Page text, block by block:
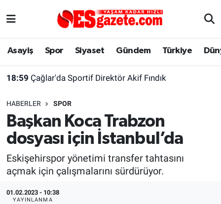
Asayiş Spor Siyaset Gündem Türkiye
18:59 Çağlar'da Sportif Direktör Akif Fındık
HABERLER SPOR
Başkan Koca Trabzon
dosyası için İstanbul’da
Eskişehirspor yönetimi transfer tahtasını
açmak için çalışmalarını sürdürüyor.
01.02.2023 - 10:38
YAYINLANMA
Asayiş
Gündem
Türkiye
Dünya
Sağlık
Yaşam
Eskişehirspor Arşivi
Eskişehir Arşivi
Röportaj
Ekonomi
Eskişehir Nöbetçi Eczaneler
Süper Lig Puan Durumu ve Fikstür
Tüm Manşetler
Son Dakika Haberleri
Haber Arşivi